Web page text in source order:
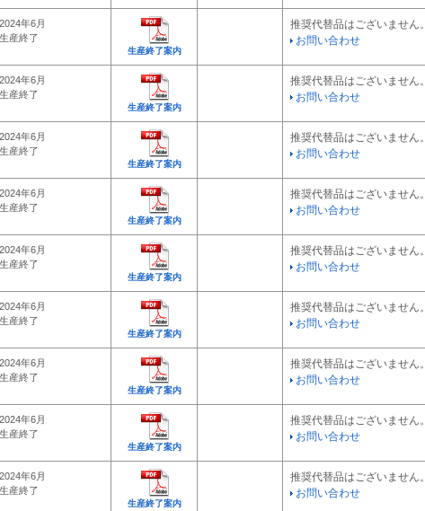
2024年6月
生産終了
生産終了案内
推奨代替品はございません。
お問い合わせ
2024年6月
生産終了
生産終了案内
推奨代替品はございません。
お問い合わせ
2024年6月
生産終了
生産終了案内
推奨代替品はございません。
お問い合わせ
2024年6月
生産終了
生産終了案内
推奨代替品はございません。
お問い合わせ
2024年6月
生産終了
生産終了案内
推奨代替品はございません。
お問い合わせ
2024年6月
生産終了
生産終了案内
推奨代替品はございません。
お問い合わせ
2024年6月
生産終了
生産終了案内
推奨代替品はございません。
お問い合わせ
2024年6月
生産終了
生産終了案内
推奨代替品はございません。
お問い合わせ
2024年6月
生産終了
生産終了案内
推奨代替品はございません。
お問い合わせ